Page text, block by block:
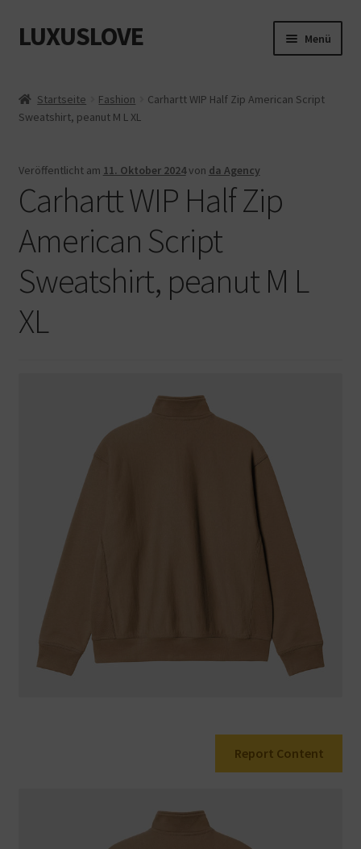
Zur
Navigation
Zum
Inhalt
LUXUSLOVE Menü
Cookie-Richtlinie (EU)
Datenschutz
Impressum
Kasse
Mein Konto
Shop
Startseite Fashion
Carhartt WIP Half Zip American Script
Sweatshirt, peanut M L XL
Veröffentlicht am 11. Oktober 2024von da Agency
Carhartt WIP Half Zip
American Script
Sweatshirt, peanut M L
XL
Report Content